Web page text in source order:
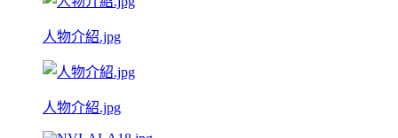
人物介紹.jpg
人物介紹.jpg